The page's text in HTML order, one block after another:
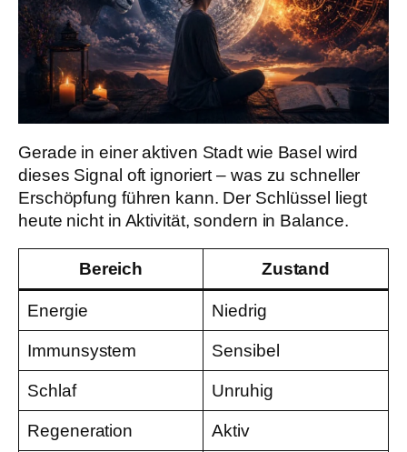
Gerade in einer aktiven Stadt wie Basel wird
dieses Signal oft ignoriert – was zu schneller
Erschöpfung führen kann. Der Schlüssel liegt
heute nicht in Aktivität, sondern in Balance.
Bereich Zustand
Energie Niedrig
Immunsystem Sensibel
Schlaf Unruhig
Regeneration Aktiv